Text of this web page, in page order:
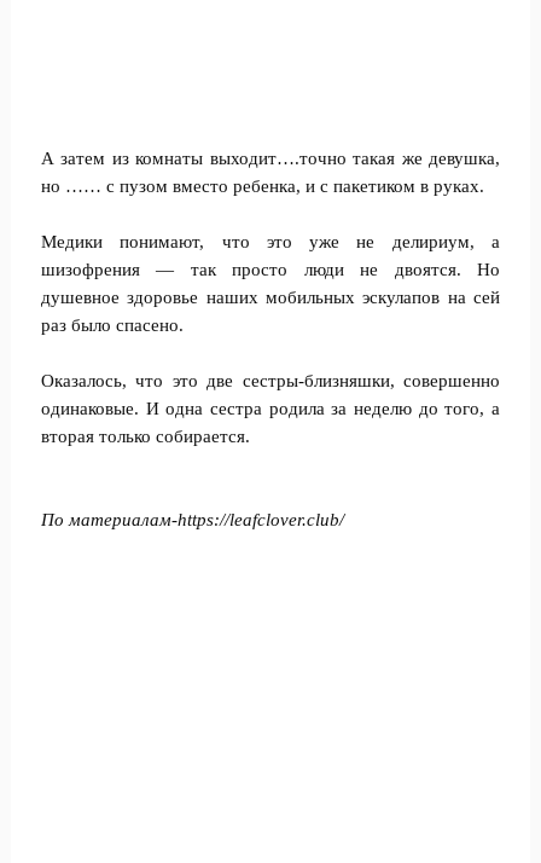
А затем из комнаты выходит….точно такая же девушка,
но …… с пузом вместо ребенка, и с пакетиком в руках.
Медики понимают, что это уже не делириум, а
шизофрения — так просто люди не двоятся. Но
душевное здоровье наших мобильных эскулапов на сей
раз было спасено.
Оказалось, что это две сестры-близняшки, совершенно
одинаковые. И одна сестра родила за неделю до того, а
вторая только собирается.
По материалам-https://leafclover.club/